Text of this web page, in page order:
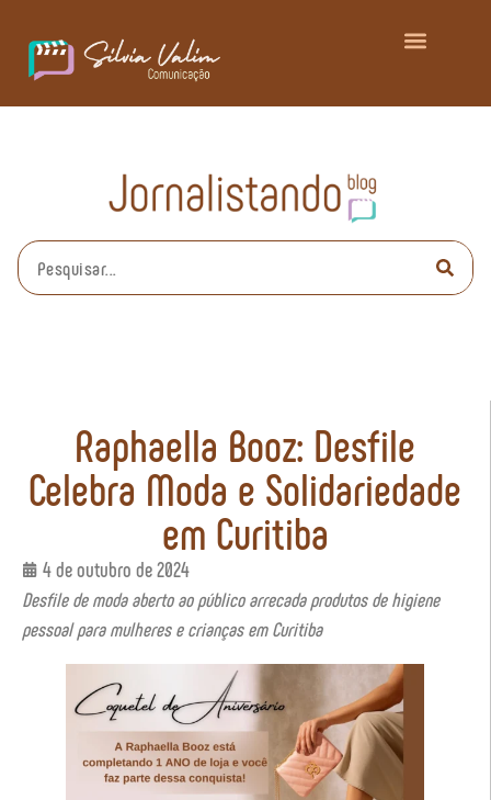
Raphaella Booz: Desfile
Celebra Moda e Solidariedade
em Curitiba
4 de outubro de 2024
Desfile de moda aberto ao público arrecada produtos de higiene
pessoal para mulheres e crianças em Curitiba